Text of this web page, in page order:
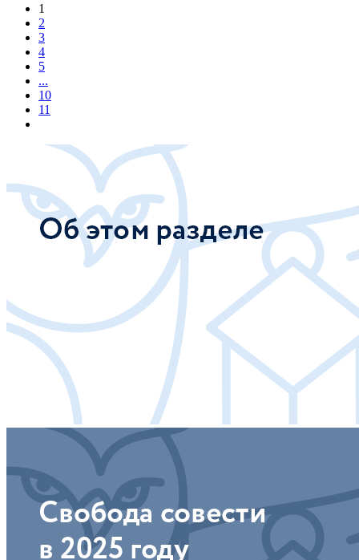
1
2
3
4
5
...
10
11